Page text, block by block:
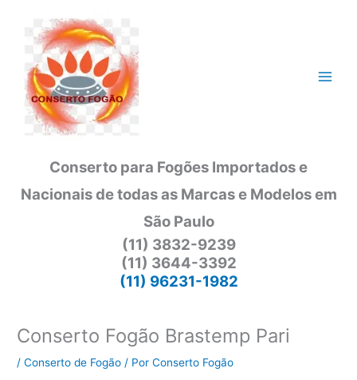
conteúdo
Conserto para Fogões Importados e
Nacionais de todas as Marcas e Modelos em
São Paulo
(11) 3832-9239
(11) 3644-3392
(11) 96231-1982
Conserto Fogão Brastemp Pari
/Conserto de Fogão / PorConserto Fogão